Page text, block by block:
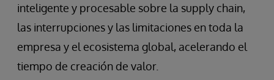
inteligente y procesable sobre la supply chain,
las interrupciones y las limitaciones en toda la
empresa y el ecosistema global, acelerando el
tiempo de creación de valor.